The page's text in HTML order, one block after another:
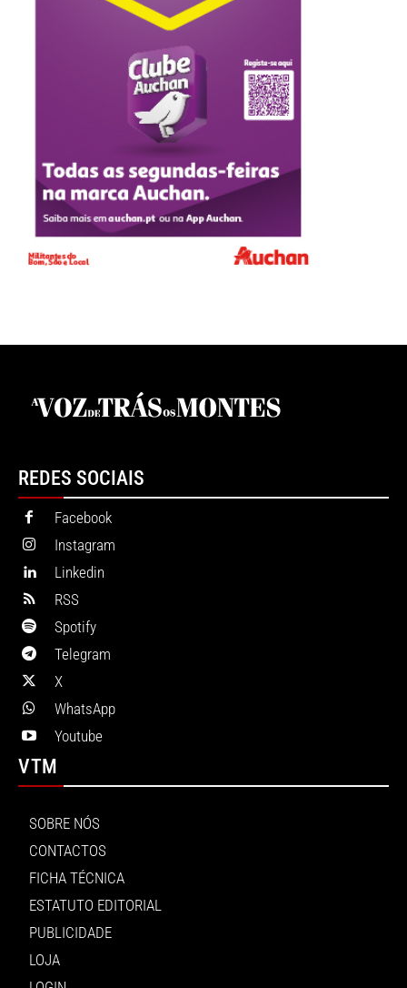
REDES SOCIAIS
Facebook
Instagram
Linkedin
RSS
Spotify
Telegram
X
WhatsApp
Youtube
VTM
SOBRE NÓS
CONTACTOS
FICHA TÉCNICA
ESTATUTO EDITORIAL
PUBLICIDADE
LOJA